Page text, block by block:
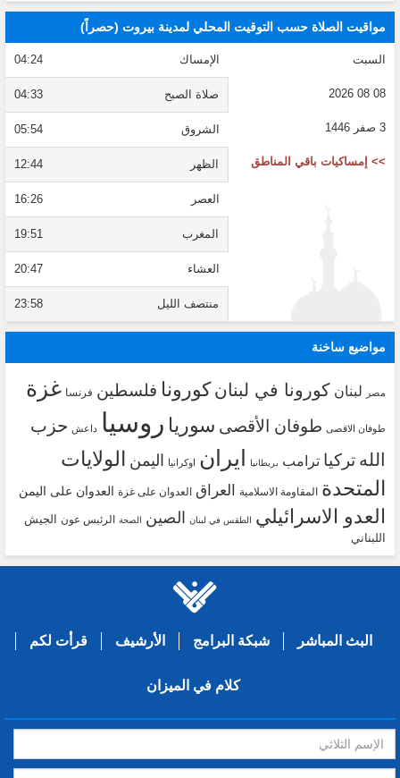
مواقيت الصلاة حسب التوقيت المحلي لمدينة بيروت (حصراً)
السبت
08 08 2026
3 صفر 1446
>> إمساكيات باقي المناطق
الإمساك 04:24
صلاة الصبح 04:33
الشروق 05:54
الظهر 12:44
العصر 16:26
المغرب 19:51
العشاء 20:47
منتصف الليل 23:58
مواضيع ساخنة
مصر لبنان كورونا في لبنانكورونا فلسطين فرنسا غزة
طوفان الاقصى طوفان الأقصى سوريا روسيا داعش حزب
الله تركيا ترامب بريطانيا ايران اوكرانيا اليمن الولايات
المتحدة المقاومة الاسلامية العراق العدوان على غزة العدوان على اليمن
العدو الاسرائيلي الطقس في لبنان الصين الصحة الرئيس عون
الجيش
اللبناني
البث المباشر شبكة البرامج الأرشيف قرأت لكم
كلام في الميزان